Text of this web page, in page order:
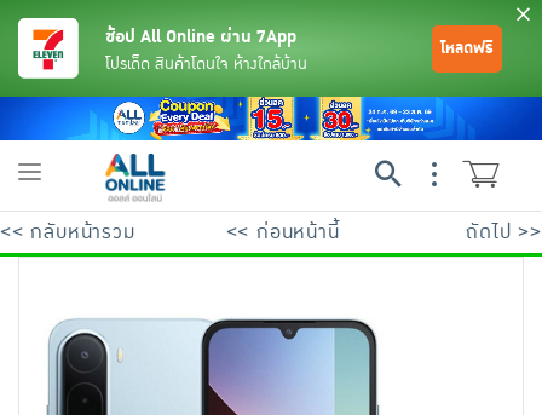
ช้อป All Online ผ่าน 7App
โปรเด็ด สินค้าโดนใจ ห้างใกล้บ้าน
โหลดฟรี
Toggle
<< กลับหน้ารวม << ก่อนหน้านี้ ถัดไป >>